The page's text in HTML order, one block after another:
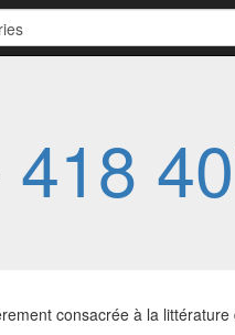
418
consacrée à la